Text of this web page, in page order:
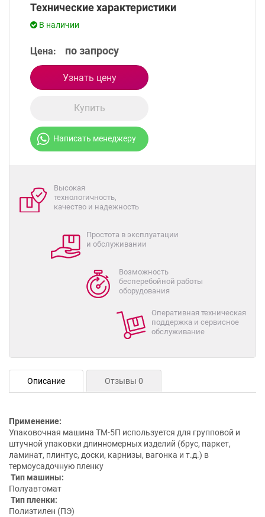
Технические характеристики
В наличии
Цена: по запросу
Узнать цену
Купить
Написать менеджеру
Высокая
технологичность,
качество и надежность
Простота в эксплуатации
и обслуживании
Возможность
бесперебойной работы
оборудования
Оперативная техническая
поддержка и сервисное
обслуживание
Описание Отзывы 0
Применение:
Упаковочная машина ТМ-5П используется для групповой и
штучной упаковки длинномерных изделий (брус, паркет,
ламинат, плинтус, доски, карнизы, вагонка и т.д.) в
термоусадочную пленку
Тип машины:
Полуавтомат
Тип пленки:
Полиэтилен (ПЭ)